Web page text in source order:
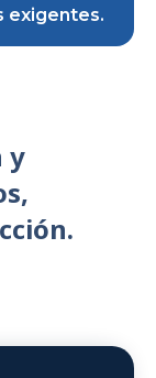
exigentes.
y